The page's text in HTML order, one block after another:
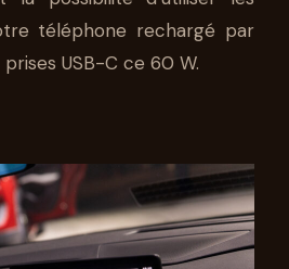
téléphone rechargé par
USB-C ce 60 W.